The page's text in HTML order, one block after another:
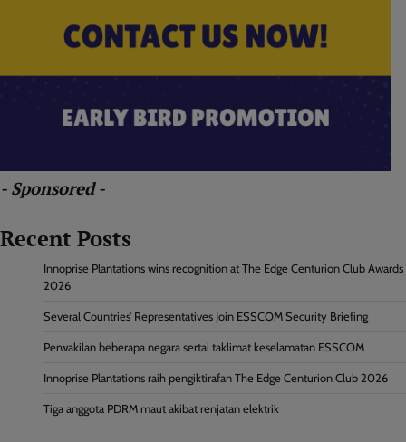
- Sponsored -
Recent Posts
Innoprise Plantations wins recognition at The Edge Centurion Club Awards
2026
Several Countries’ Representatives Join ESSCOM Security Briefing
Perwakilan beberapa negara sertai taklimat keselamatan ESSCOM
Innoprise Plantations raih pengiktirafan The Edge Centurion Club 2026
Tiga anggota PDRM maut akibat renjatan elektrik